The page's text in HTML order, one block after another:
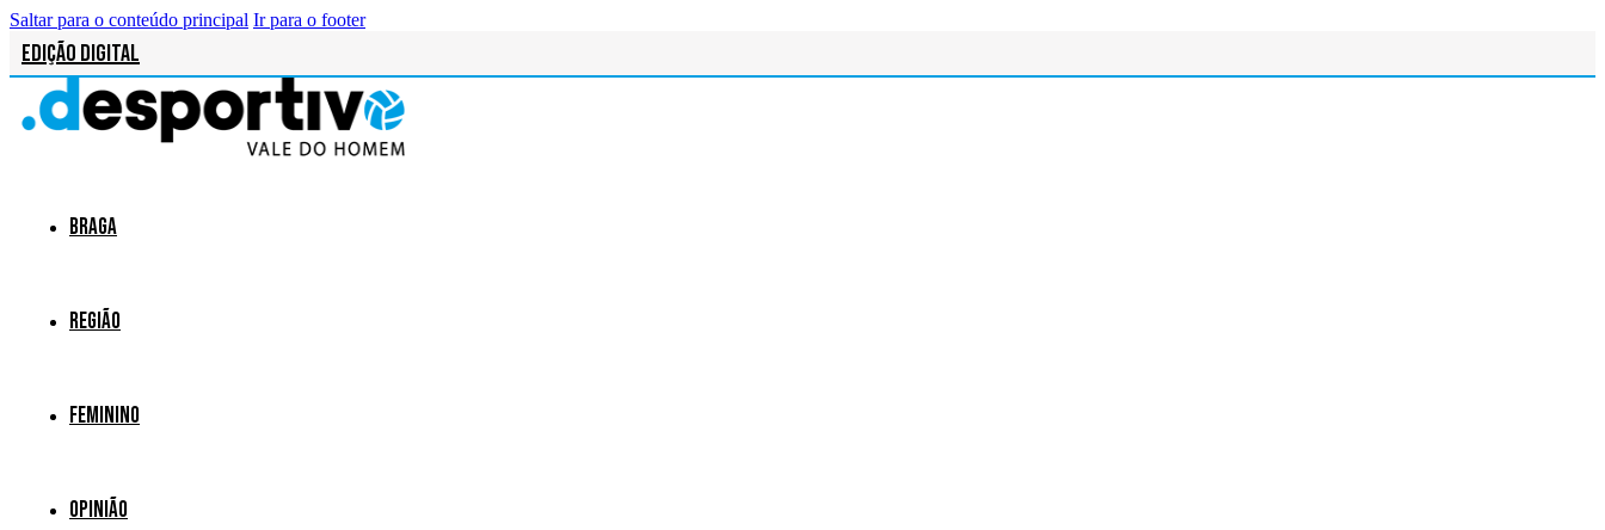
Saltar para o conteúdo principal Ir para o footer
Edição Digital
Braga
Região
Feminino
Opinião